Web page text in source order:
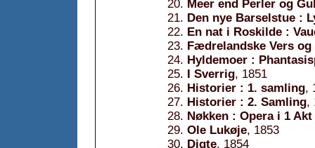
Meer end Perler og
Den nye Barselstue :
En nat i Roskilde :
Fædrelandske Vers
Hyldemoer :
I Sverrig, 1851
Historier : 1. samling,
Historier : 2. Samling,
Nøkken : Opera i 1
Ole Lukøje, 1853
Digte, 1854